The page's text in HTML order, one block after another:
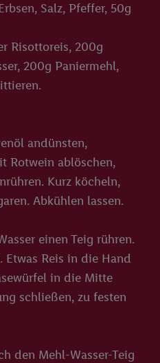
Salz, Pfeffer, 50g
Risottoreis, 200g
200g Paniermehl,
andünsten,
Rotwein ablöschen,
Kurz köcheln,
Abkühlen lassen.
einen Teig rühren.
Etwas Reis in die Hand
in die Mitte
schließen, zu festen
den Mehl-Wasser-Teig